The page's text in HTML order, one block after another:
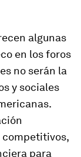
algunas
en los foros
no serán la
y sociales
competitivos,
para